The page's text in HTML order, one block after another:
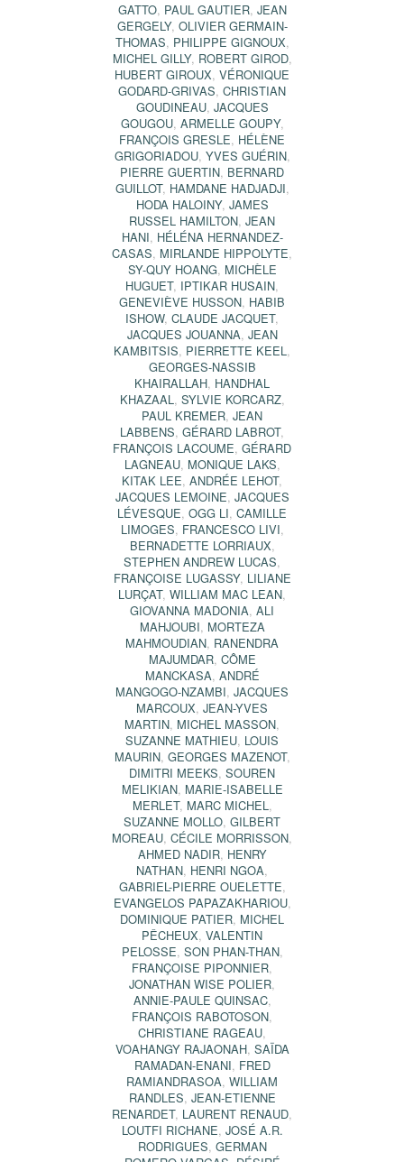
GATTO, PAUL GAUTIER, JEAN
GERGELY, OLIVIER GERMAIN-
THOMAS, PHILIPPE GIGNOUX,
MICHEL GILLY, ROBERT GIROD,
HUBERT GIROUX, VÉRONIQUE
GODARD-GRIVAS, CHRISTIAN
GOUDINEAU, JACQUES
GOUGOU, ARMELLE GOUPY,
FRANÇOIS GRESLE, HÉLÈNE
GRIGORIADOU, YVES GUÉRIN,
PIERRE GUERTIN, BERNARD
GUILLOT, HAMDANE HADJADJI,
HODA HALOINY, JAMES
RUSSEL HAMILTON, JEAN
HANI, HÉLÉNA HERNANDEZ-
CASAS, MIRLANDE HIPPOLYTE,
SY-QUY HOANG, MICHÈLE
HUGUET, IPTIKAR HUSAIN,
GENEVIÈVE HUSSON, HABIB
ISHOW, CLAUDE JACQUET,
JACQUES JOUANNA, JEAN
KAMBITSIS, PIERRETTE KEEL,
GEORGES-NASSIB
KHAIRALLAH, HANDHAL
KHAZAAL, SYLVIE KORCARZ,
PAUL KREMER, JEAN
LABBENS, GÉRARD LABROT,
FRANÇOIS LACOUME, GÉRARD
LAGNEAU, MONIQUE LAKS,
KITAK LEE, ANDRÉE LEHOT,
JACQUES LEMOINE, JACQUES
LÉVESQUE, OGG LI, CAMILLE
LIMOGES, FRANCESCO LIVI,
BERNADETTE LORRIAUX,
STEPHEN ANDREW LUCAS,
FRANÇOISE LUGASSY, LILIANE
LURÇAT, WILLIAM MAC LEAN,
GIOVANNA MADONIA, ALI
MAHJOUBI, MORTEZA
MAHMOUDIAN, RANENDRA
MAJUMDAR, CÔME
MANCKASA, ANDRÉ
MANGOGO-NZAMBI, JACQUES
MARCOUX, JEAN-YVES
MARTIN, MICHEL MASSON,
SUZANNE MATHIEU, LOUIS
MAURIN, GEORGES MAZENOT,
DIMITRI MEEKS, SOUREN
MELIKIAN, MARIE-ISABELLE
MERLET, MARC MICHEL,
SUZANNE MOLLO, GILBERT
MOREAU, CÉCILE MORRISSON,
AHMED NADIR, HENRY
NATHAN, HENRI NGOA,
GABRIEL-PIERRE OUELETTE,
EVANGELOS PAPAZAKHARIOU,
DOMINIQUE PATIER, MICHEL
PÊCHEUX, VALENTIN
PELOSSE, SON PHAN-THAN,
FRANÇOISE PIPONNIER,
JONATHAN WISE POLIER,
ANNIE-PAULE QUINSAC,
FRANÇOIS RABOTOSON,
CHRISTIANE RAGEAU,
VOAHANGY RAJAONAH, SAÏDA
RAMADAN-ENANI, FRED
RAMIANDRASOA, WILLIAM
RANDLES, JEAN-ETIENNE
RENARDET, LAURENT RENAUD,
LOUTFI RICHANE, JOSÉ A.R.
RODRIGUES, GERMAN